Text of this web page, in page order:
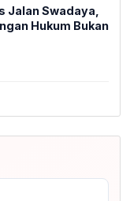
Jalan Swadaya,
Hukum Bukan